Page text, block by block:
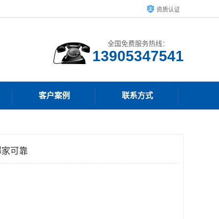
资质认证
全国免费服务热线：
13905347541
客户案例 联系方式
可靠